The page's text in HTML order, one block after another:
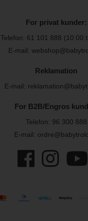
For privat kunder:
Telefon: 61 101 888 (10:00
E-mail:
Reklamation
E-mail:
For B2B/Engros
Telefon: 96 300 888
E-mail: